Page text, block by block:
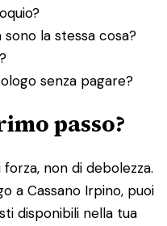
la stessa cosa?
senza pagare?
passo?
non di debolezza.
a Cassano Irpino, puoi
disponibili nella tua